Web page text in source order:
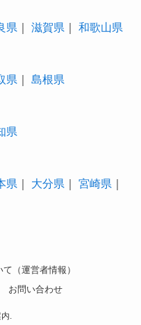
県 ｜ 滋賀県 ｜ 和歌山県
県 ｜ 島根県
県
県 ｜ 大分県 ｜ 宮崎県 ｜
（運営者情報）
お問い合わせ
.